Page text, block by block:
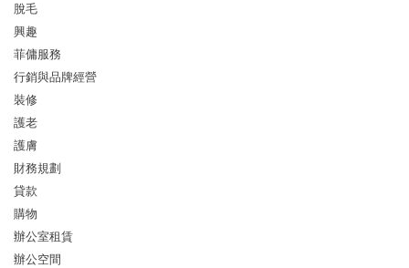
脫毛
興趣
菲傭服務
行銷與品牌經營
裝修
護老
護膚
財務規劃
貸款
購物
辦公室租賃
辦公空間